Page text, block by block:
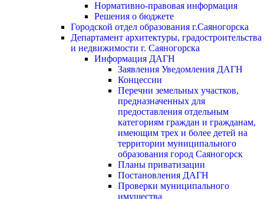
Нормативно-правовая информация
Решения о бюджете
Городской отдел образования г.Саяногорска
Департамент архитектуры, градостроительства
и недвижимости г. Саяногорска
Информация ДАГН
Заявления Уведомления ДАГН
Концессии
Перечни земельных участков,
предназначенных для
предоставления отдельным
категориям граждан и гражданам,
имеющим трех и более детей на
территории муниципального
образования город Саяногорск
Планы приватизации
Постановления ДАГН
Проверки муниципального
имущества